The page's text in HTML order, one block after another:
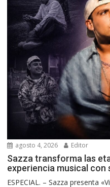
agosto 4, 2026 Editor
Sazza transforma las
experiencia musical con
ESPECIAL. – Sazza presenta